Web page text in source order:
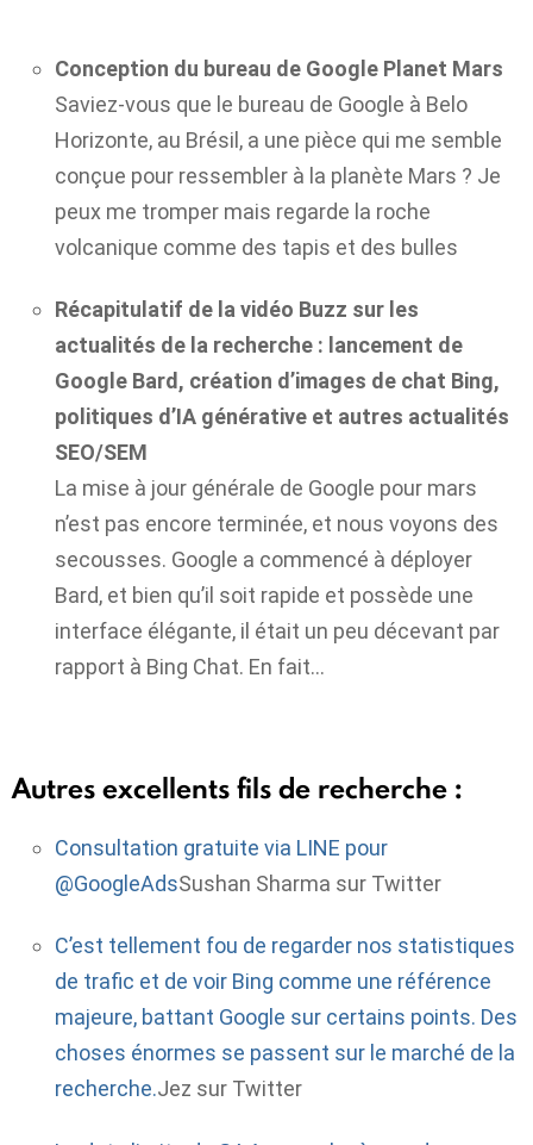
Conception du bureau de Google Planet Mars
Saviez-vous que le bureau de Google à Belo
Horizonte, au Brésil, a une pièce qui me semble
conçue pour ressembler à la planète Mars ? Je
peux me tromper mais regarde la roche
volcanique comme des tapis et des bulles
Récapitulatif de la vidéo Buzz sur les
actualités de la recherche : lancement de
Google Bard, création d’images de chat Bing,
politiques d’IA générative et autres actualités
SEO/SEM
La mise à jour générale de Google pour mars
n’est pas encore terminée, et nous voyons des
secousses. Google a commencé à déployer
Bard, et bien qu’il soit rapide et possède une
interface élégante, il était un peu décevant par
rapport à Bing Chat. En fait…
Autres excellents fils de recherche :
Consultation gratuite via LINE pour
@GoogleAdsSushan Sharma sur Twitter
C’est tellement fou de regarder nos statistiques
de trafic et de voir Bing comme une référence
majeure, battant Google sur certains points. Des
choses énormes se passent sur le marché de la
recherche.Jez sur Twitter